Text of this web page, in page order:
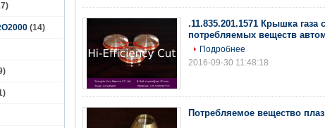
(14)
.11.835.201.1571 Крышка газа
потребляемых веществ
Подробнее
2016-09-30 11:48:18
Потребляемое вещество